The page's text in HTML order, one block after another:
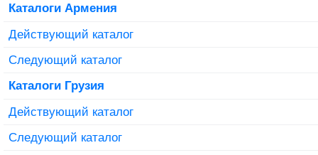
Каталоги Армения
Действующий каталог
Следующий каталог
Каталоги Грузия
Действующий каталог
Следующий каталог